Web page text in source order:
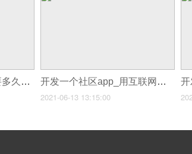
开发一个电商类的app要多久_玩电商夺宝类APP开发平台的诀窍是什么 开发一个社区app_用互联网技术打造出一个物业社区APP开发平台
2021-06-13 13:15:00